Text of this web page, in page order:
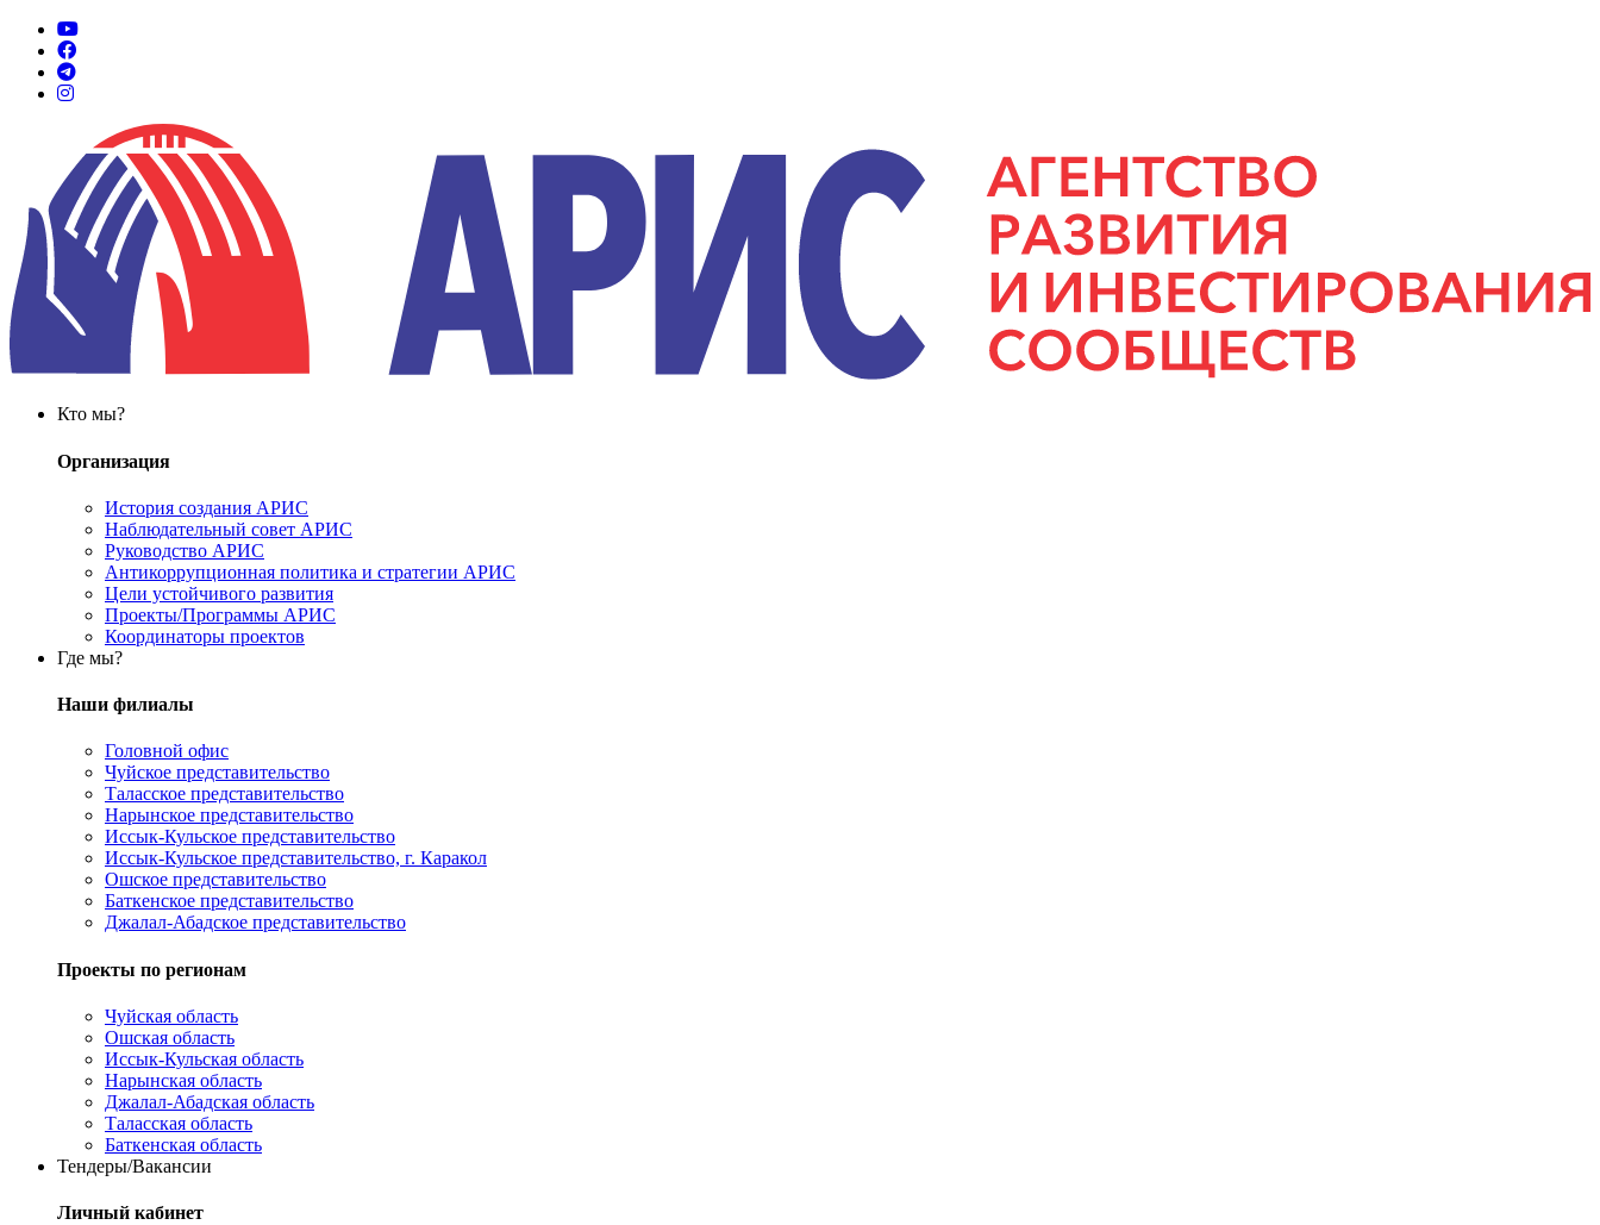
Кто мы?
Организация
История создания АРИС
Наблюдательный совет АРИС
Руководство АРИС
Антикоррупционная политика и стратегии АРИС
Цели устойчивого развития
Проекты/Программы АРИС
Координаторы проектов
Где мы?
Наши филиалы
Головной офис
Чуйское представительство
Таласское представительство
Нарынское представительство
Иссык-Кульское представительство
Иссык-Кульское представительство, г. Каракол
Ошское представительство
Баткенское представительство
Джалал-Абадское представительство
Проекты по регионам
Чуйская область
Ошская область
Иссык-Кульская область
Нарынская область
Джалал-Абадская область
Таласская область
Баткенская область
Тендеры/Вакансии
Личный кабинет